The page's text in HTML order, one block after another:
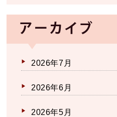
アーカイブ
2026年7月
2026年6月
2026年5月